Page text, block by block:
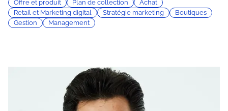
Offre et produit Plan de collection
Achat
Retail et Marketing digital
Stratégie marketing
Boutiques
Gestion
Management